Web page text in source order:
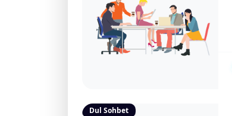
Dul Sohbet